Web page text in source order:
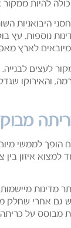
להיות
היבואניות
נוספות. עץ
מיובאים לארץ
לעצים
והאירוקו
לממשי מיום
למצוא איזון
מדינות
אחרי שחלק
מבוסס על